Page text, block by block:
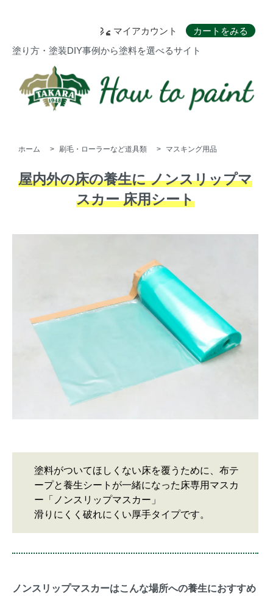
マイアカウント
カートをみる
塗り方・塗装DIY事例から塗料を選べるサイト
ホーム > 刷毛・ローラーなど道具類 > マスキング用品
屋内外の床の養生に ノンスリップマ
スカー 床用シート
塗料がついてほしくない床を覆うために、布テ
ープと養生シートが一緒になった床専用マスカ
ー「ノンスリップマスカー」
滑りにくく破れにくい厚手タイプです。
ノンスリップマスカーはこんな場所への養生におすすめ